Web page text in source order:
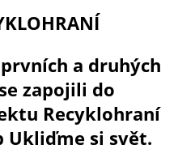
a druhých
zapojili do
Recyklohraní
Ukliďme si svět.